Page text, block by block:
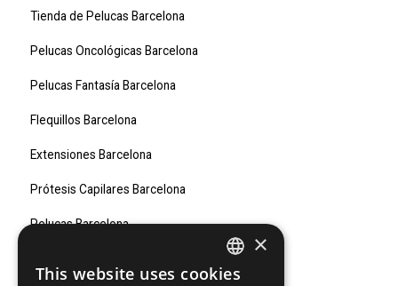
Tienda de Pelucas Barcelona
Pelucas Oncológicas Barcelona
Pelucas Fantasía Barcelona
Flequillos Barcelona
Extensiones Barcelona
Prótesis Capilares Barcelona
Pelucas Barcelona
SPANISH
×
This website uses cookies